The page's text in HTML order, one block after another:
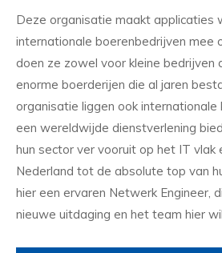
Deze organisatie maakt applicaties
internationale boerenbedrijven mee
doen ze zowel voor kleine
enorme boerderijen die al jaren
organisatie liggen ook internationale
een wereldwijde dienstverlening
hun sector ver vooruit op het IT vlak
Nederland tot de absolute top van
hier een ervaren Netwerk Engineer,
nieuwe uitdaging en het team hier